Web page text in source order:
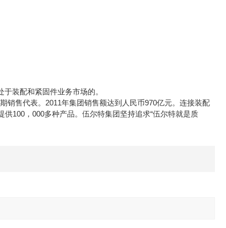
装配和紧固件业务市场的。
销售代表。2011年集团销售额达到人民币970亿元。连接装配
100，000多种产品。伍尔特集团坚持追求“伍尔特就是质